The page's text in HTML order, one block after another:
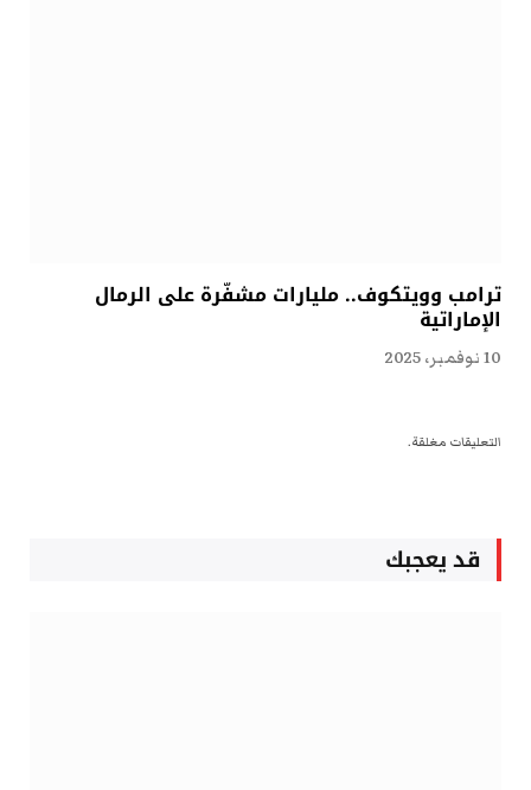
ترامب وويتكوف.. مليارات مشفّرة على الرمال
الإماراتية
10 نوفمبر، 2025
التعليقات مغلقة.
قد يعجبك